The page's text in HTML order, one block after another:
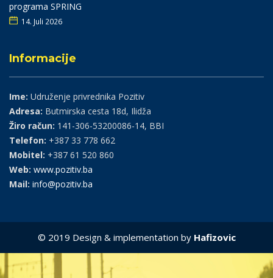
programa SPRING
14. Juli 2026
Informacije
Ime: Udruženje privrednika Pozitiv
Adresa: Butmirska cesta 18d, Ilidža
Žiro račun: 141-306-53200086-14, BBI
Telefon: +387 33 778 662
Mobitel: +387 61 520 860
Web: www.pozitiv.ba
Mail: info@pozitiv.ba
© 2019 Design & implementation by Hafizovic